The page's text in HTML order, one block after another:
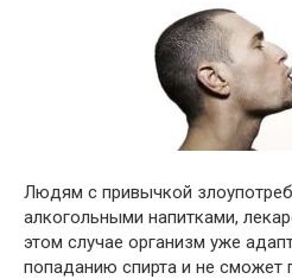
Людям с привычкой
алкогольными напитками,
этом случае организм уже
попаданию спирта и не сможет